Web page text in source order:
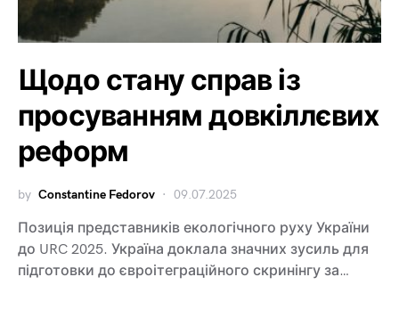
Щодо стану справ із
просуванням довкіллєвих
реформ
by Constantine Fedorov 09.07.2025
Позиція представників екологічного руху України
до URC 2025. Україна доклала значних зусиль для
підготовки до євроітеграційного скринінгу за…